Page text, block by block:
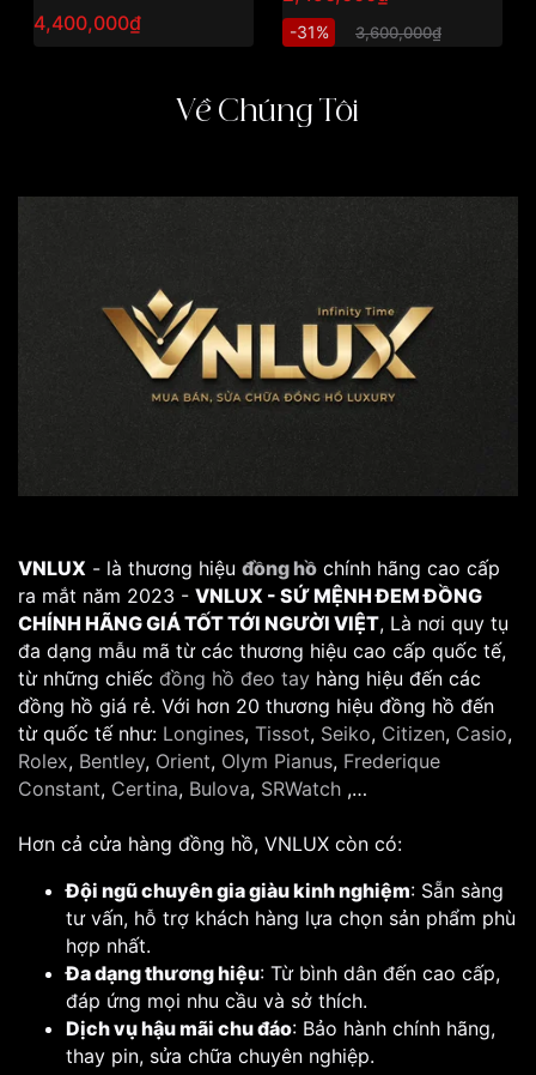
lịch, thiết kế cổ điển dễ
đeo
4,400,000₫ tinh tế dễ đeo
-31% 3,600,000₫
Về Chúng Tôi
VNLUX - là thương hiệu đồng hồ chính hãng cao cấp
ra mắt năm 2023 - VNLUX - SỨ MỆNH ĐEM ĐỒNG
CHÍNH HÃNG GIÁ TỐT TỚI NGƯỜI VIỆT, Là nơi quy tụ
đa dạng mẫu mã từ các thương hiệu cao cấp quốc tế,
từ những chiếc đồng hồ đeo tay hàng hiệu đến các
đồng hồ giá rẻ. Với hơn 20 thương hiệu đồng hồ đến
từ quốc tế như: Longines, Tissot, Seiko, Citizen, Casio,
Rolex, Bentley, Orient, Olym Pianus, Frederique
Constant, Certina, Bulova, SRWatch ,…
Hơn cả cửa hàng đồng hồ, VNLUX còn có:
Đội ngũ chuyên gia giàu kinh nghiệm: Sẵn sàng
tư vấn, hỗ trợ khách hàng lựa chọn sản phẩm phù
hợp nhất.
Đa dạng thương hiệu: Từ bình dân đến cao cấp,
đáp ứng mọi nhu cầu và sở thích.
Dịch vụ hậu mãi chu đáo: Bảo hành chính hãng,
thay pin, sửa chữa chuyên nghiệp.